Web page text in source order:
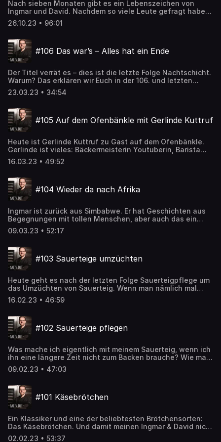
Nach sieben Monaten gibt es ein Lebenszeichen von
Ingmar und David. Nachdem so viele Leute gefragt haben,
was sich bei und so in den letzten Wochen und Monaten
getan hat, was denn bei uns so los ist, haben wir
produzieren. Wir plaudern über alles, was so passiert ist
und bringen Euch auf den neusten Stand. Abschweifen
vorprogrammiert ;-) Viel Spaß
26.10.23 • 96:01
#106 Das war’s – Alles hat ein Ende
Der Titel verrät es – dies ist die letzte Folge Nachtschicht.
Warum? Das erklären wir Euch in der 106. und letzten
Folge.
23.03.23 • 34:54
#105 Auf dem Ofenbänkle mit Gerlinde Kuttruf
Heute ist Gerlinde Kuttruf zu Gast auf dem Ofenbänkle.
Gerlinde ist vieles: Bäckermeisterin Youtuberin, Barista
und vor allem Berufsschullehrerin. Und zwar eine richtig
gute. Sie hat eine große Leidenschaft für die Ausbildung
es um unser Handwerk sicher besser. Mit Ihr diskutieren
Ingmar und David heute über das Thema Ausbildung im
Bäckerhandwerk und was es bräuchte, damit die endlich
16.03.23 • 49:52
#104 Wieder da nach Afrika
Ingmar ist zurück aus Simbabwe. Er hat Geschichten aus
Begegnungen mit tollen Menschen, aber auch das ein
oder andere kulinarische Highlight im Gepäck. Was das bei
ihm gemacht hat, erzählt er in der neuen Folge
09.03.23 • 52:17
#103 Sauerteige umzüchten
Heute geht es nach der letzten Folge Sauerteigpflege um
das Umzüchten von Sauerteig. Wenn man nämlich mal
eine Kultur hat, die stabil ist und gut funktioniert, kann
man daraus auch andere Sauerteige kreieren, ohne bei
Sauerteige Ingmar schon selber umgezüchtet hat, erzählt
er in der Folge 103. Außerdem verrät er, wie der Pop-up-
Backtag war und warum es jetzt erstmal eine kleine Pause
16.02.23 • 46:59
#102 Sauerteige pflegen
Was mache ich eigentlich mit meinem Sauerteig, wenn ich
ihn eine längere Zeit nicht zum Backen brauche? Wie man
welche Sauerteige füttert, erklärt Ingmar in der neuesten
Folge und außerdem welche Arten der Haltbarmachung es
wieder Neues von den Pollern vor Ingmars Laden und
vieles mehr. Schon spannend, was in einer Woche so alles
passieren kann 😊 Viel Spaß!
09.02.23 • 47:03
#101 Käsebrötchen
Ein Klassiker und eine der beliebtesten Brötchensorten:
Das Käsebrötchen. Und damit meinen Ingmar & David nicht
ein trockenes Brötchen, das mit einer Scheibe Käse lieblos
02.02.23 • 53:37